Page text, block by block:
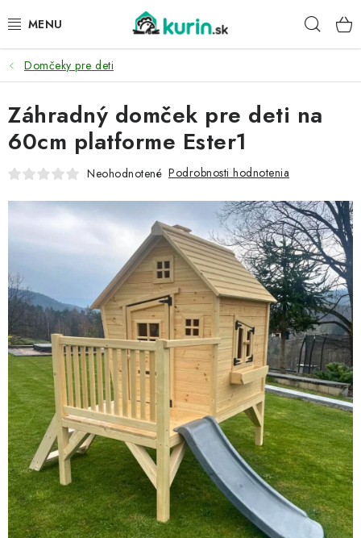
na
PRE HYDINU
PRE PSY
PRE ZAJACE
DOMÁCI WELLNESS
PRE VTÁKY
DARČEKOVÝ POUKAZ
Náš príbeh od začiatku Doprava Kontakt
Blog
Hodnotenie obchodu
Obchodné podmienky
Vrátenie, výmena tovaru
Pravidlá súťaží na Facebooku
Domčeky pre deti
Záhradný domček pre deti na
60cm platforme Ester1
Neohodnotené Podrobnosti hodnotenia